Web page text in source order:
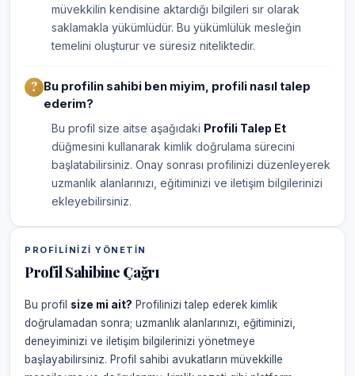
müvekkilin kendisine aktardığı bilgileri sır olarak
saklamakla yükümlüdür. Bu yükümlülük mesleğin
temelini oluşturur ve süresiz niteliktedir.
Bu profilin sahibi ben miyim, profili nasıl talep
ederim?
Bu profil size aitse aşağıdaki Profili Talep Et
düğmesini kullanarak kimlik doğrulama sürecini
başlatabilirsiniz. Onay sonrası profilinizi düzenleyerek
uzmanlık alanlarınızı, eğitiminizi ve iletişim bilgilerinizi
ekleyebilirsiniz.
PROFILINIZI YÖNETIN
Profil Sahibine Çağrı
Bu profil size mi ait? Profilinizi talep ederek kimlik
doğrulamadan sonra; uzmanlık alanlarınızı, eğitiminizi,
deneyiminizi ve iletişim bilgilerinizi yönetmeye
başlayabilirsiniz. Profil sahibi avukatların müvekkille